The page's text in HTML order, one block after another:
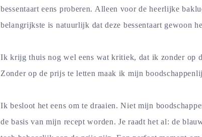
bessentaart eens proberen. Alleen voor de heerlijke
belangrijkste is natuurlijk dat deze bessentaart gewoon
Ik krijg thuis nog wel eens wat kritiek, dat ik zonder op
Zonder op de prijs te letten maak ik mijn
Ik besloot het eens om te draaien. Niet mijn
de basis van mijn recept worden. Je raadt het al: de